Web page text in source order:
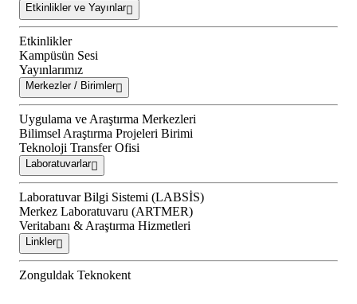
Etkinlikler ve Yayınlar
Etkinlikler
Kampüsün Sesi
Yayınlarımız
Merkezler / Birimler
Uygulama ve Araştırma Merkezleri
Bilimsel Araştırma Projeleri Birimi
Teknoloji Transfer Ofisi
Laboratuvarlar
Laboratuvar Bilgi Sistemi (LABSİS)
Merkez Laboratuvaru (ARTMER)
Veritabanı & Araştırma Hizmetleri
Linkler
Zonguldak Teknokent